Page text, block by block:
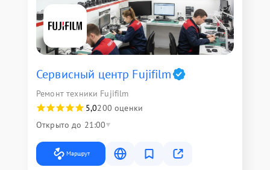
Сервисный центр Fujifilm
Ремонт техники Fujifilm
5,0200 оценки
Открыто до 21:00
Маршрут